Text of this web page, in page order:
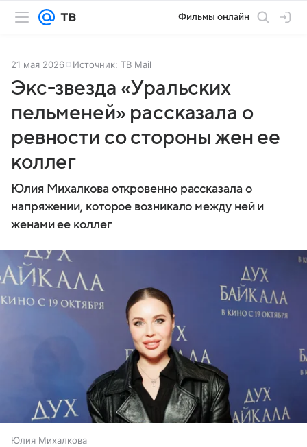
Фильмы онлайн
21 мая 2026 Источник: ТВ Mail
Экс-звезда «Уральских
пельменей» рассказала о
ревности со стороны жен ее
коллег
Юлия Михалкова откровенно рассказала о
напряжении, которое возникало между ней и
женами ее коллег
Юлия Михалкова